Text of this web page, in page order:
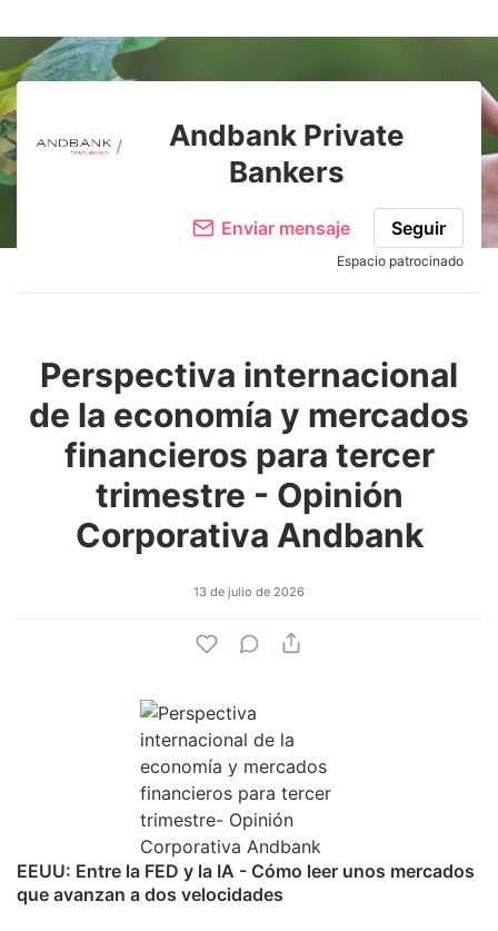
Andbank Private
Bankers
Enviar mensaje Seguir
Espacio patrocinado
Perspectiva internacional
de la economía y mercados
financieros para tercer
trimestre - Opinión
Corporativa Andbank
13 de julio de 2026
EEUU: Entre la FED y la IA - Cómo leer unos mercados
que avanzan a dos velocidades